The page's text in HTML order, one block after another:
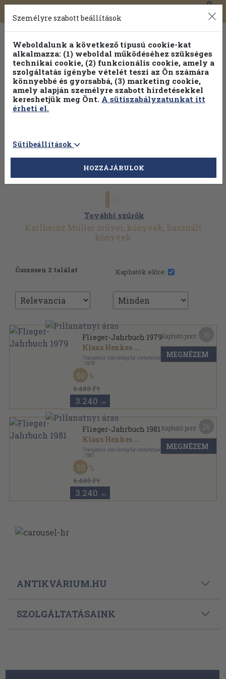
Toggle
navigation
0
További szűrők
Karlheinz Müller művei, könyvek, használt
könyvek
Összesen 2 találat Kaphatók előre:
Flieger-Jahrbuch 1979
Klaus Henkes ...
Transpress Veb Verlag für Verkehrswesen
1979
Fűzött kemény papírkötés
Flieger-Jahrbuch sorozat
6.480 Ft
50
3.240 ,-Ft
Kapható pont:
MEGNÉZEM
Flieger-Jahrbuch 1981
Klaus Henkes ...
Transpress Veb Verlag für Verkehrswesen
1981
Vászon
Flieger-Jahrbuch sorozat
6.480 Ft
50
3.240 ,-Ft
Kapható pont:
MEGNÉZEM
ANTIKVÁRIUM.HU
SZOLGÁLTATÁSAINK
Személyre szabott beállítások
Weboldalunk a következő típusú cookie-kat
alkalmazza: (1) weboldal működéséhez szükséges
technikai cookie, (2) funkcionális cookie, amely a
szolgáltatás igénybe vételét teszi az Ön számára
könnyebbé és gyorsabbá, (3) marketing cookie,
amely alapján személyre szabott hirdetésekkel
kereshetjük meg Önt. A sütiszabályzatunkat itt
érheti el.
Sütibeállítások
HOZZÁJÁRULOK